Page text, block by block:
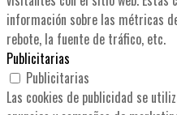
información sobre las métricas
rebote, la fuente de tráfico, etc.
Publicitarias
Publicitarias
Las cookies de publicidad se